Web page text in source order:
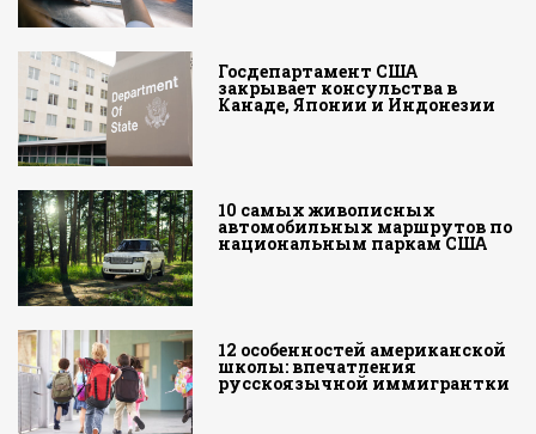
Госдепартамент США
закрывает консульства в
Канаде, Японии и Индонезии
10 самых живописных
автомобильных маршрутов по
национальным паркам США
12 особенностей американской
школы: впечатления
русскоязычной иммигрантки